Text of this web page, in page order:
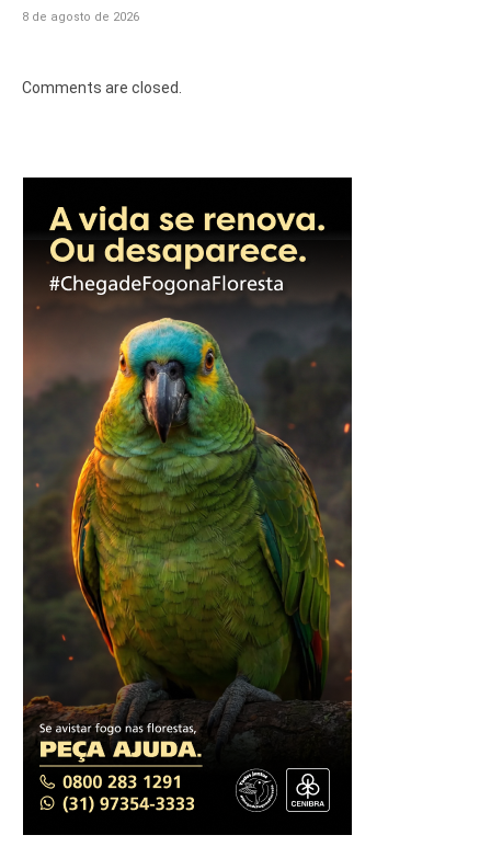
8 de agosto de 2026
Comments are closed.